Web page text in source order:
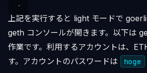
上記を実行すると light モードで goerli
geth コンソールが開きます。以下は
作業です。利用するアカウントは、
す。アカウントのパスワードは
hoge